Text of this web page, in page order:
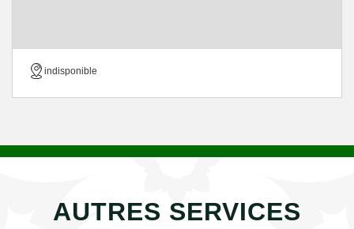
indisponible
AUTRES SERVICES